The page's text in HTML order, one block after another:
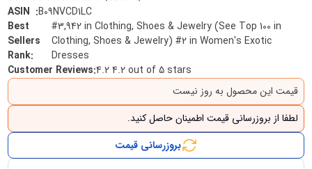
:B09NVCD1LC
Best
Sellers
Rank:
#3,942 in Clothing, Shoes & Jewelry (See Top 100 in
Clothing, Shoes & Jewelry) #2 in Women's Exotic
Dresses
Customer Reviews:4.2 4.2 out of 5 stars
قیمت این محصول به روز نیست
لطفا از بروزرسانی قیمت اطمینان حاصل کنید.
بروزرسانی قیمت